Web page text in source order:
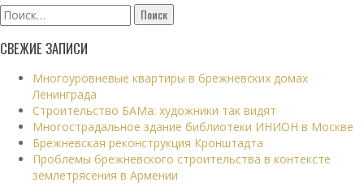
Найти:
СВЕЖИЕ ЗАПИСИ
Многоуровневые квартиры в брежневских домах
Ленинграда
Строительство БАМа: художники так видят
Многострадальное здание библиотеки ИНИОН в Москве
Брежневская реконструкция Кронштадта
Проблемы брежневского строительства в контексте
землетрясения в Армении